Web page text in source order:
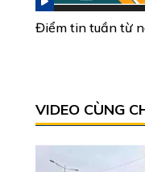
Điểm tin tuần từ
VIDEO CÙNG